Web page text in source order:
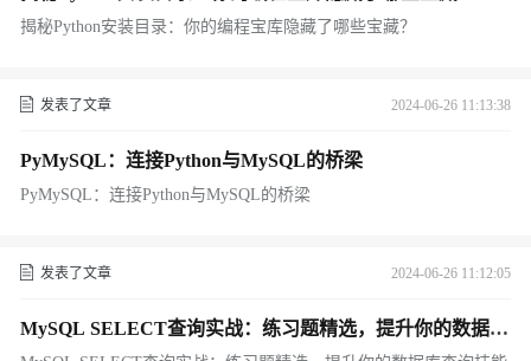
揭秘Python安装目录：你的编程宝库隐藏了哪些宝藏？
发表了文章 2024-06-26 11:13:38
PyMySQL：连接Python与MySQL的桥梁
PyMySQL：连接Python与MySQL的桥梁
发表了文章 2024-06-26 11:12:05
MySQL SELECT查询实战：练习题精选，提升你的数据库
查询技能